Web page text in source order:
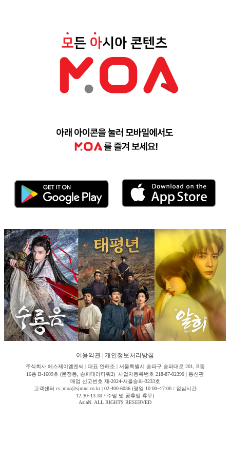
이용약관 개인정보처리방침
주식회사 에스제이엠엔씨 | 대표 안해조 | 서울특별시 송파구 송파대로 201, B동
16층 B-1609호 (문정동, 송파테라타워2) 사업자등록번호 218-87-02390 | 통신판
매업 신고번호 제-2024-서울송파-3233호
고객센터 cs_moa@sjmnc.co.kr | 02-400-6036 (평일 10:00~17:00 / 점심시간
12:30~13:30 / 주말 및 공휴일 휴무)
AsiaN. ALL RIGHTS RESERVED